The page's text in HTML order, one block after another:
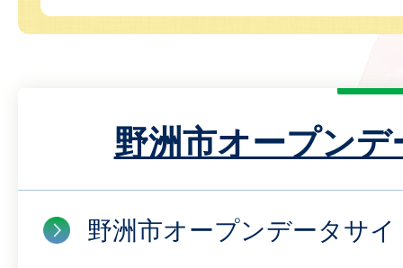
野洲市オープン
野洲市オープンデータサイ